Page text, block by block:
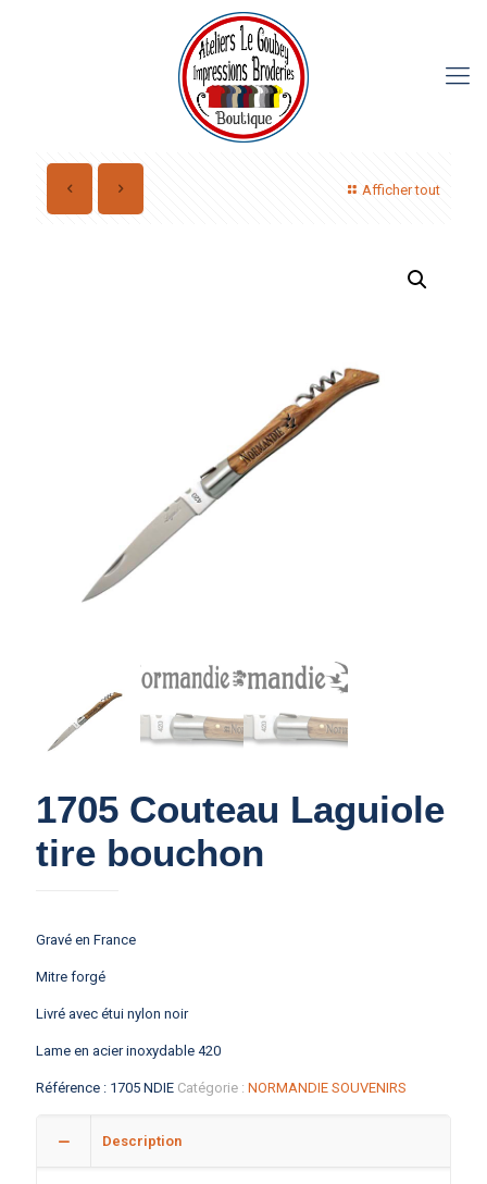
Afficher tout
1705 Couteau Laguiole
tire bouchon
Gravé en France
Mitre forgé
Livré avec étui nylon noir
Lame en acier inoxydable 420
Référence : 1705 NDIE Catégorie : NORMANDIE SOUVENIRS
Description